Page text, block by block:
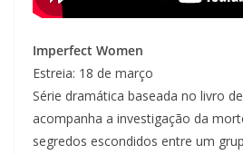
Imperfect Women
Estreia: 18 de março
Série dramática baseada no livro
acompanha a investigação da
segredos escondidos entre um